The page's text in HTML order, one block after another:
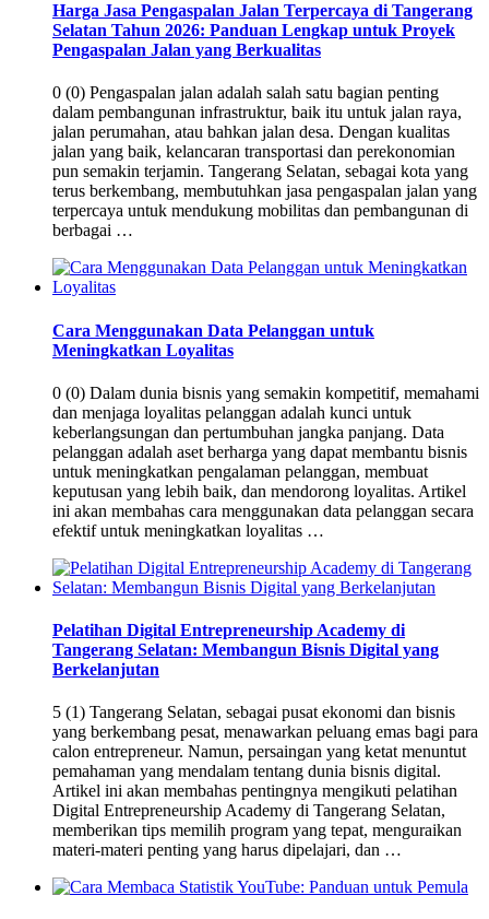
Harga Jasa Pengaspalan Jalan Terpercaya di Tangerang
Selatan Tahun 2026: Panduan Lengkap untuk Proyek
Pengaspalan Jalan yang Berkualitas
0 (0) Pengaspalan jalan adalah salah satu bagian penting
dalam pembangunan infrastruktur, baik itu untuk jalan raya,
jalan perumahan, atau bahkan jalan desa. Dengan kualitas
jalan yang baik, kelancaran transportasi dan perekonomian
pun semakin terjamin. Tangerang Selatan, sebagai kota yang
terus berkembang, membutuhkan jasa pengaspalan jalan yang
terpercaya untuk mendukung mobilitas dan pembangunan di
berbagai …
Cara Menggunakan Data Pelanggan untuk
Meningkatkan Loyalitas
0 (0) Dalam dunia bisnis yang semakin kompetitif, memahami
dan menjaga loyalitas pelanggan adalah kunci untuk
keberlangsungan dan pertumbuhan jangka panjang. Data
pelanggan adalah aset berharga yang dapat membantu bisnis
untuk meningkatkan pengalaman pelanggan, membuat
keputusan yang lebih baik, dan mendorong loyalitas. Artikel
ini akan membahas cara menggunakan data pelanggan secara
efektif untuk meningkatkan loyalitas …
Pelatihan Digital Entrepreneurship Academy di
Tangerang Selatan: Membangun Bisnis Digital yang
Berkelanjutan
5 (1) Tangerang Selatan, sebagai pusat ekonomi dan bisnis
yang berkembang pesat, menawarkan peluang emas bagi para
calon entrepreneur. Namun, persaingan yang ketat menuntut
pemahaman yang mendalam tentang dunia bisnis digital.
Artikel ini akan membahas pentingnya mengikuti pelatihan
Digital Entrepreneurship Academy di Tangerang Selatan,
memberikan tips memilih program yang tepat, menguraikan
materi-materi penting yang harus dipelajari, dan …